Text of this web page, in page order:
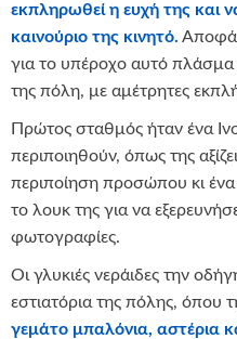
εκπληρωθεί η ευχή της και
καινούριο της κινητό.
για το υπέροχο αυτό
της πόλη, με αμέτρητες
Πρώτος σταθμός ήταν ένα
περιποιηθούν, όπως της
περιποίηση προσώπου κι
το λουκ της για να
φωτογραφίες.
Οι γλυκιές νεράιδες την
εστιατόρια της πόλης, όπου
γεμάτο μπαλόνια, αστέρια